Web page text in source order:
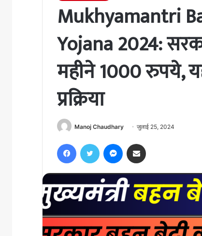
Mukhyamantri
Yojana 2024:
महीने 1000 रुपये,
प्रक्रिया
Manoj Chaudhary जुलाई 25, 2024
FacebookTwitter Messenger